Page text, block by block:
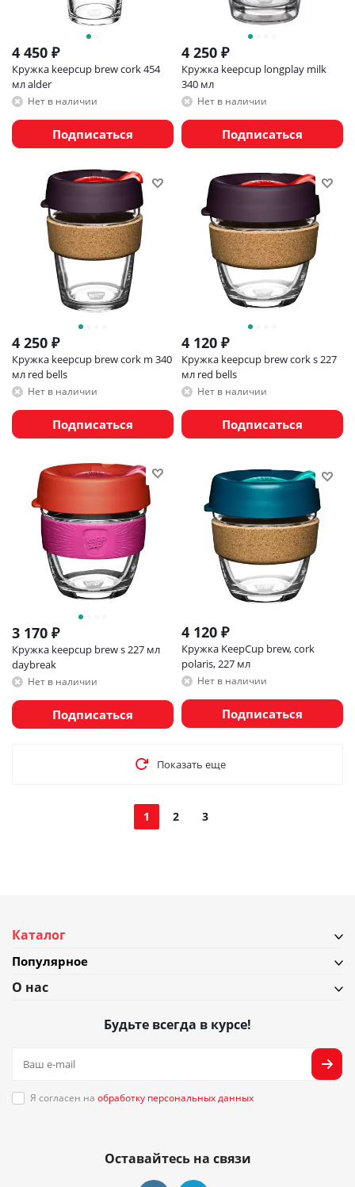
4 450 ₽
Кружка keepcup brew cork 454
мл alder
Нет в наличии
Подписаться
4 250 ₽
Кружка keepcup longplay milk
340 мл
Нет в наличии
Подписаться
4 250 ₽
Кружка keepcup brew cork m 340
мл red bells
Нет в наличии
Подписаться
4 120 ₽
Кружка keepcup brew cork s 227
мл red bells
Нет в наличии
Подписаться
3 170 ₽
Кружка keepcup brew s 227 мл
daybreak
Нет в наличии
Подписаться
4 120 ₽
Кружка KeepCup brew, cork
polaris, 227 мл
Нет в наличии
Подписаться
Показать еще
1 2 3
Каталог
Популярное
О нас
Будьте всегда в курсе!
Я согласен на обработку персональных данных
Оставайтесь на связи